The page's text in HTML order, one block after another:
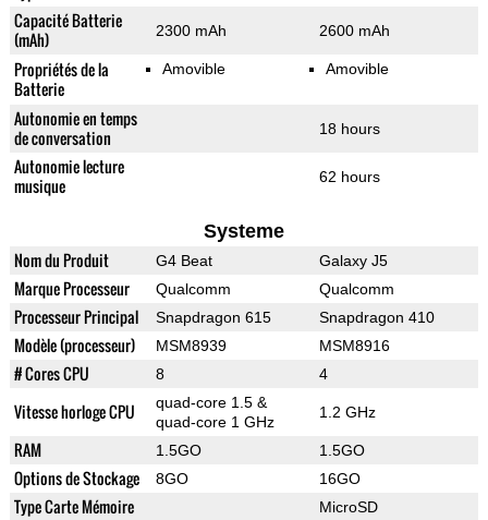
Capacité Batterie
(mAh)
2300 mAh 2600 mAh
Propriétés de la
Batterie
Amovible Amovible
Autonomie en temps
de conversation
18 hours
Autonomie lecture
musique
62 hours
Systeme
Nom du Produit G4 Beat Galaxy J5
Marque Processeur Qualcomm Qualcomm
Processeur Principal Snapdragon 615 Snapdragon 410
Modèle (processeur) MSM8939 MSM8916
# Cores CPU 8 4
Vitesse horloge CPU
quad-core 1.5 &
quad-core 1 GHz
1.2 GHz
RAM 1.5GO 1.5GO
Options de Stockage 8GO 16GO
Type Carte Mémoire MicroSD